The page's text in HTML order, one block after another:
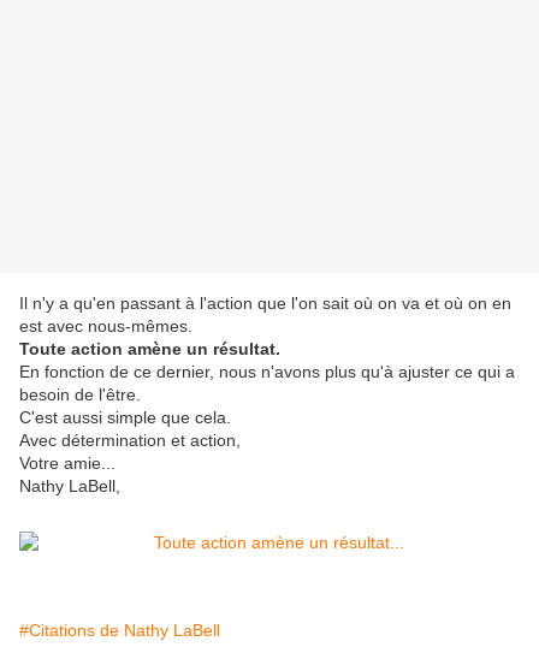
Il n'y a qu'en passant à l'action que l'on sait où on va et où on en
est avec nous-mêmes.
Toute action amène un résultat.
En fonction de ce dernier, nous n'avons plus qu'à ajuster ce qui a
besoin de l'être.
C'est aussi simple que cela.
Avec détermination et action,
Votre amie...
Nathy LaBell,
#Citations de Nathy LaBell